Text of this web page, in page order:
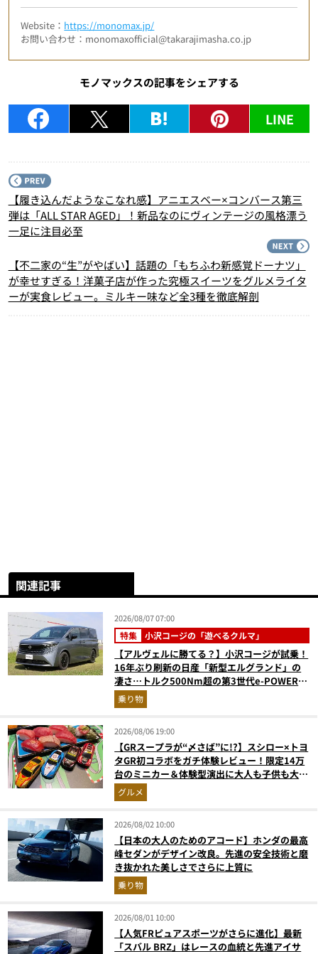
Website： https://monomax.jp/
お問い合わせ：monomaxofficial@takarajimasha.co.jp
モノマックスの記事をシェアする
LINE
【履き込んだようなこなれ感】アニエスベー×コンバース第三
弾は「ALL STAR AGED」！新品なのにヴィンテージの風格漂う
一足に注目必至
【不二家の“生”がやばい】話題の「もちふわ新感覚ドーナツ」
が幸せすぎる！洋菓子店が作った究極スイーツをグルメライタ
ーが実食レビュー。ミルキー味など全3種を徹底解剖
関連記事
2026/08/07 07:00
特集 小沢コージの「遊べるクルマ」
【アルヴェルに勝てる？】小沢コージが試乗！
16年ぶり刷新の日産「新型エルグランド」の
凄さ…トルク500Nm超の第3世代e-POWER＆
和の格調高きデザインを徹底チェック
乗り物
2026/08/06 19:00
【GRスープラが“〆さば”に!?】スシロー×トヨ
タGR初コラボをガチ体験レビュー！限定14万
台のミニカー＆体験型演出に大人も子供も大興
奮間違いなし
グルメ
2026/08/02 10:00
【日本の大人のためのアコード】ホンダの最高
峰セダンがデザイン改良。先進の安全技術と磨
き抜かれた美しさでさらに上質に
乗り物
2026/08/01 10:00
【人気FRピュアスポーツがさらに進化】最新
「スバル BRZ」はレースの血統と先進アイサ